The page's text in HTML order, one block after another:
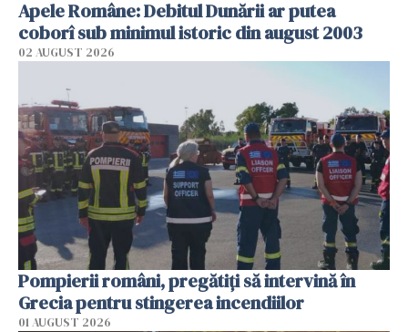
Apele Române: Debitul Dunării ar putea
coborî sub minimul istoric din august 2003
02 AUGUST 2026
Pompierii români, pregătiţi să intervină în
Grecia pentru stingerea incendiilor
01 AUGUST 2026